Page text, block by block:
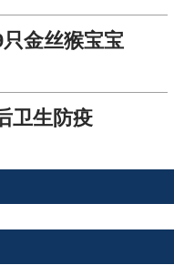
金丝猴宝宝
卫生防疫